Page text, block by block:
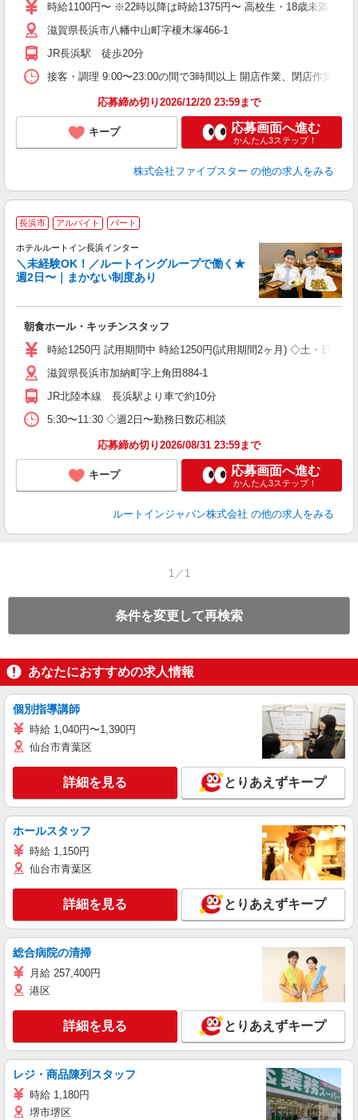
時給1100円〜 ※22時以降は時給1375円〜 高校生・18歳未満の方
滋賀県長浜市八幡中山町字榎木塚466-1
JR長浜駅 徒歩20分
接客・調理 9:00〜23:00の間で3時間以上 開店作業、閉店作業の
応募締め切り2026/12/20 23:59まで
キープ 応募画面へ進む
かんたん3ステップ！
株式会社ファイブスター の他の求人をみる
長浜市 アルバイト パート
ホテルルートイン長浜インター
＼未経験OK！／ルートイングループで働く★
週2日〜｜まかない制度あり
朝食ホール・キッチンスタッフ
時給1250円 試用期間中 時給1250円(試用期間2ヶ月) ◇土・日・
滋賀県長浜市加納町字上角田884-1
JR北陸本線 長浜駅より車で約10分
5:30〜11:30 ◇週2日〜勤務日数応相談
応募締め切り2026/08/31 23:59まで
キープ 応募画面へ進む
かんたん3ステップ！
ルートインジャパン株式会社 の他の求人をみる
1／1
条件を変更して再検索
あなたにおすすめの求人情報
個別指導講師
時給 1,040円〜1,390円
仙台市青葉区
詳細を見る とりあえずキープ
ホールスタッフ
時給 1,150円
仙台市青葉区
詳細を見る とりあえずキープ
総合病院の清掃
月給 257,400円
港区
詳細を見る とりあえずキープ
レジ・商品陳列スタッフ
時給 1,180円
堺市堺区